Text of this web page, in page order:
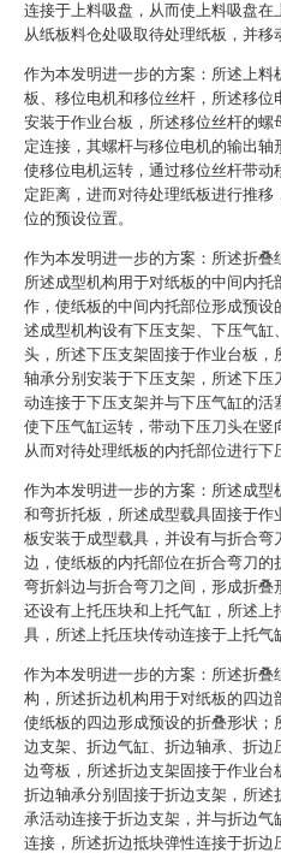
连接于上料吸盘，从而使上料吸盘在
从纸板料仓处吸取待处理纸板，并移
作为本发明进一步的方案：所述上料
板、移位电机和移位丝杆，所述移位
安装于作业台板，所述移位丝杆的螺
定连接，其螺杆与移位电机的输出轴
使移位电机运转，通过移位丝杆带动
定距离，进而对待处理纸板进行推移
位的预设位置。
作为本发明进一步的方案：所述折叠
所述成型机构用于对纸板的中间内托
作，使纸板的中间内托部位形成预设
述成型机构设有下压支架、下压气缸
头，所述下压支架固接于作业台板，
轴承分别安装于下压支架，所述下压
动连接于下压支架并与下压气缸的活
使下压气缸运转，带动下压刀头在竖
从而对待处理纸板的内托部位进行下
作为本发明进一步的方案：所述成型
和弯折托板，所述成型载具固接于作
板安装于成型载具，并设有与折合弯
边，使纸板的内托部位在折合弯刀的
弯折斜边与折合弯刀之间，形成折叠
还设有上托压块和上托气缸，所述上
具，所述上托压块传动连接于上托气
作为本发明进一步的方案：所述折叠
构，所述折边机构用于对纸板的四边
使纸板的四边形成预设的折叠形状；
边支架、折边气缸、折边轴承、折边
边弯板，所述折边支架固接于作业台
折边轴承分别固接于折边支架，所述
承活动连接于折边支架，并与折边气
连接，所述折边抵块弹性连接于折边